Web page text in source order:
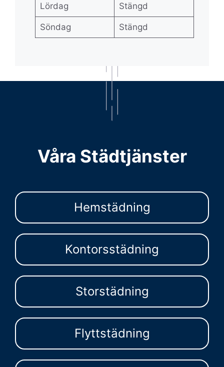
Lördag Stängd
Söndag Stängd
Våra Städtjänster
Hemstädning
Kontorsstädning
Storstädning
Flyttstädning